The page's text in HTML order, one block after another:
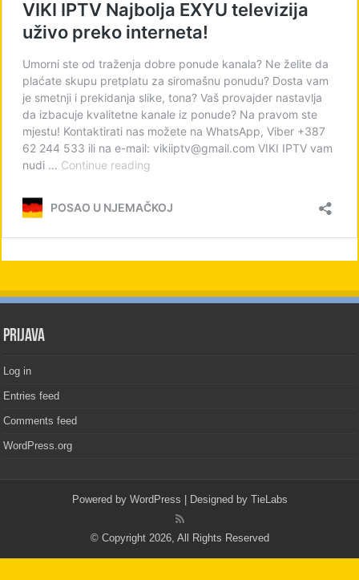
PRIJAVA
Log in
Entries feed
Comments feed
WordPress.org
Powered by WordPress | Designed by TieLabs
© Copyright 2026, All Rights Reserved